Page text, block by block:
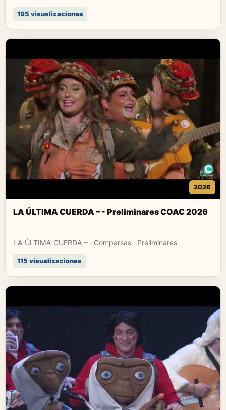
195 visualizaciones
2026
LA ÚLTIMA CUERDA – - Preliminares COAC 2026
LA ÚLTIMA CUERDA – · Comparsas · Preliminares
115 visualizaciones